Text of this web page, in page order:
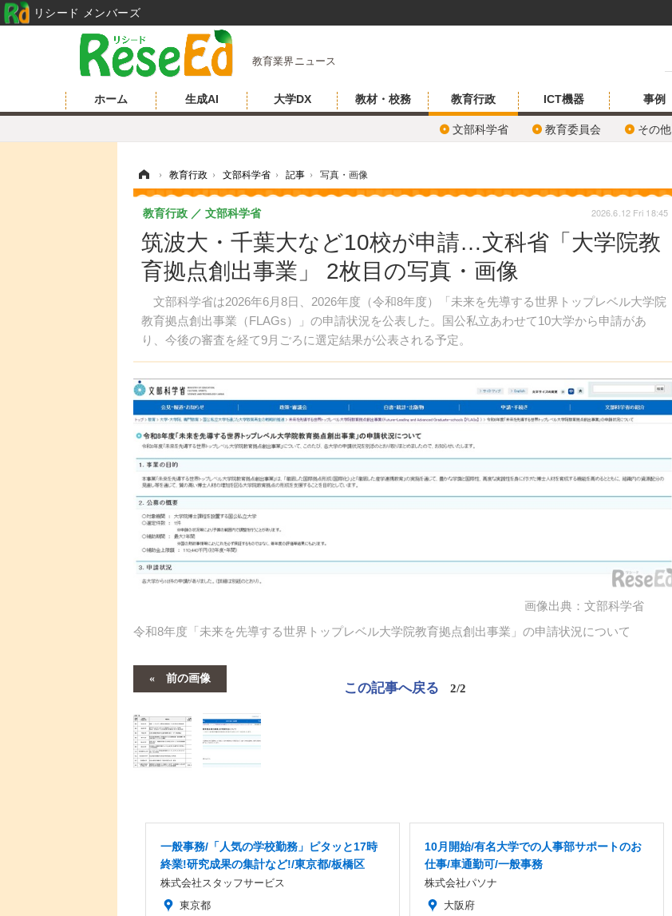
教育業界ニュース
ホーム 生成AI 大学DX 教材・校務 教育行政
文部科学省 教育委員会 その他
ICT機器 事例
› 教育行政 › 文部科学省 › 記事 › 写真・画像
筑波大・千葉大など10校が申請…文科省「大学院教
育拠点創出事業」 2枚目の写真・画像
文部科学省は2026年6月8日、2026年度（令和8年度）「未来を先導する世界トップレベル大学院
教育拠点創出事業（FLAGs）」の申請状況を公表した。国公私立あわせて10大学から申請があ
り、今後の審査を経て9月ごろに選定結果が公表される予定。
教育行政 文部科学省 2026.6.12 Fri 18:45
画像出典：文部科学省
令和8年度「未来を先導する世界トップレベル大学院教育拠点創出事業」の申請状況について
前の画像
この記事へ戻る 2/2
一般事務/「人気の学校勤務」ピタッと17時
終業!研究成果の集計など!/東京都/板橋区
株式会社スタッフサービス
東京都
10月開始/有名大学での人事部サポートのお
仕事/車通勤可/一般事務
株式会社パソナ
大阪府
リシード メンバーズ